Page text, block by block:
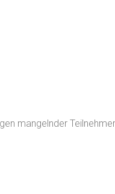
mangelnder